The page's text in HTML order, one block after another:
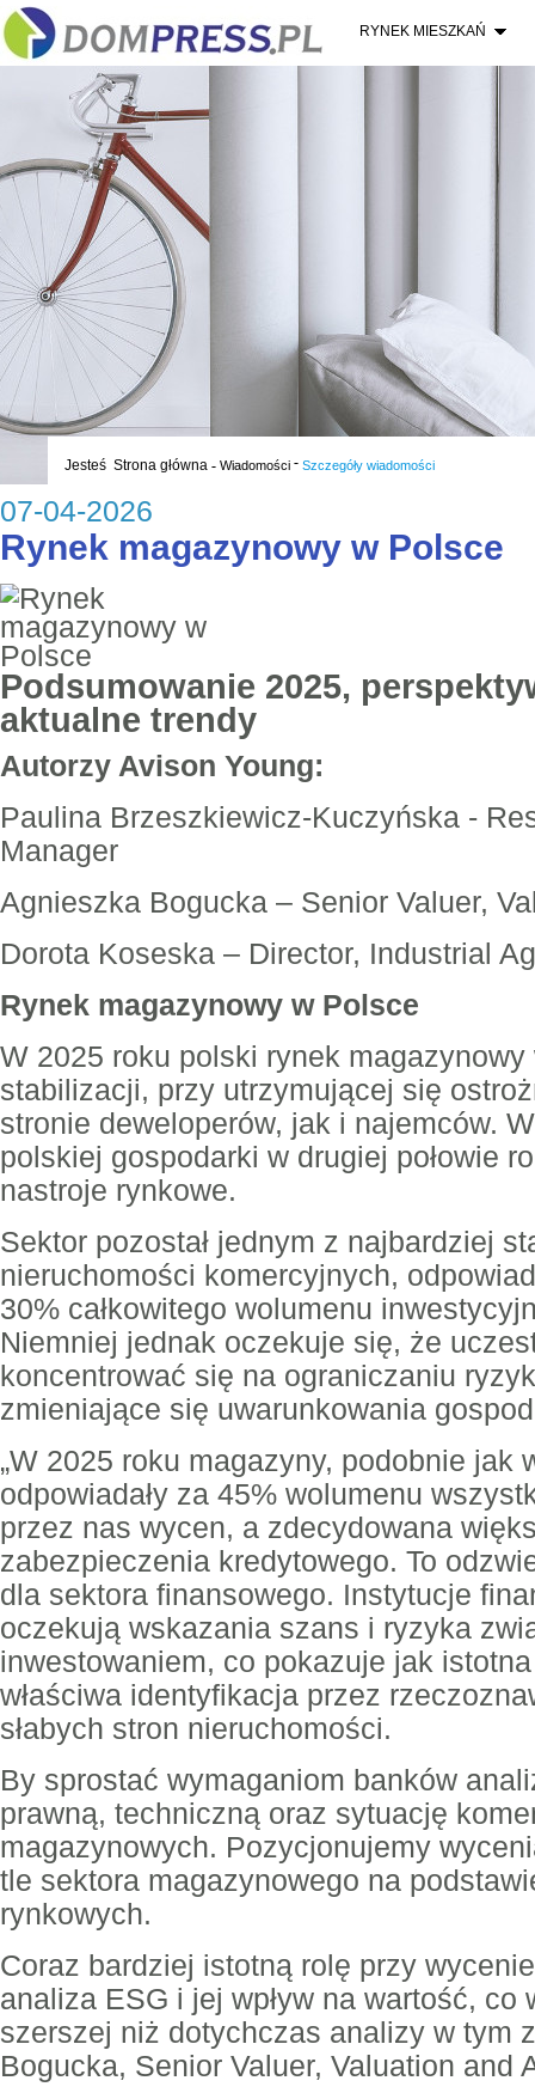
RYNEK MIESZKAŃ
Jesteś Strona główna - Wiadomości - Szczegóły wiadomości
07-04-2026
Rynek magazynowy w Polsce
Podsumowanie 2025,
aktualne trendy
Autorzy Avison Young:
Paulina Brzeszkiewicz-Kuczyńska -
Manager
Agnieszka Bogucka – Senior Valuer,
Dorota Koseska – Director, Industrial
Rynek magazynowy w Polsce
W 2025 roku polski rynek magazynowy
stabilizacji, przy utrzymującej się
stronie deweloperów, jak i najemców.
polskiej gospodarki w drugiej połowie
nastroje rynkowe.
Sektor pozostał jednym z najbardziej
nieruchomości komercyjnych,
30% całkowitego wolumenu
Niemniej jednak oczekuje się, że
koncentrować się na ograniczaniu
zmieniające się uwarunkowania
„W 2025 roku magazyny, podobnie jak
odpowiadały za 45% wolumenu
przez nas wycen, a zdecydowana
zabezpieczenia kredytowego. To
dla sektora finansowego. Instytucje
oczekują wskazania szans i ryzyka
inwestowaniem, co pokazuje jak
właściwa identyfikacja przez
słabych stron nieruchomości.
By sprostać wymaganiom banków
prawną, techniczną oraz sytuację
magazynowych. Pozycjonujemy
tle sektora magazynowego na
rynkowych.
Coraz bardziej istotną rolę przy
analiza ESG i jej wpływ na wartość, co
szerszej niż dotychczas analizy w tym
Bogucka, Senior Valuer, Valuation and